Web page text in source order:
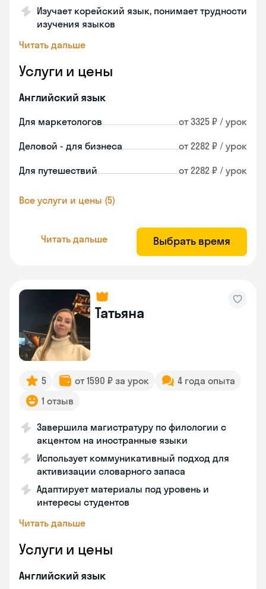
Изучает корейский язык, понимает трудности
изучения языков
Читать дальше
Услуги и цены
Английский язык
Для маркетологов от 3325 ₽ / урок
Деловой - для бизнеса от 2282 ₽ / урок
Для путешествий от 2282 ₽ / урок
Все услуги и цены (5)
Читать дальше Выбрать время
Татьяна
5 от 1590 ₽ за урок
4 года опыта
1 отзыв
Завершила магистратуру по филологии с
акцентом на иностранные языки
Использует коммуникативный подход для
активизации словарного запаса
Адаптирует материалы под уровень и
интересы студентов
Читать дальше
Услуги и цены
Английский язык